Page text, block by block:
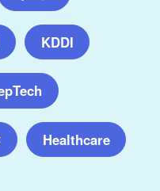
KDDI
Healthcare